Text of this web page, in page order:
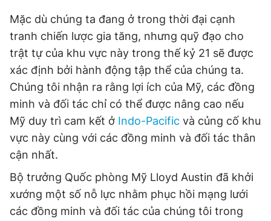
Mặc dù chúng ta đang ở trong thời đại cạnh
tranh chiến lược gia tăng, nhưng quỹ đạo cho
trật tự của khu vực này trong thế kỷ 21 sẽ được
xác định bởi hành động tập thể của chúng ta.
Chúng tôi nhận ra rằng lợi ích của Mỹ, các đồng
minh và đối tác chỉ có thể được nâng cao nếu
Mỹ duy trì cam kết ở Indo-Pacific và củng cố khu
vực này cùng với các đồng minh và đối tác thân
cận nhất.
Bộ trưởng Quốc phòng Mỹ Lloyd Austin đã khởi
xướng một số nỗ lực nhằm phục hồi mạng lưới
các đồng minh và đối tác của chúng tôi trong